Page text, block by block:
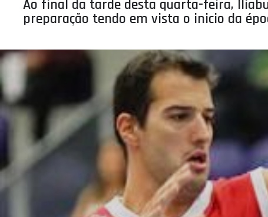
CLUBES
AGENTES
AGENDA
SELEÇÕES
MINIBASQUETE
ÁREA TÉCNICA
PROJETOS
Ao final da tarde desta quarta-feira,
preparação tendo em vista o inicio da